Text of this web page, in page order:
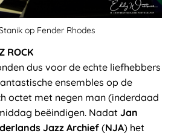
op Fender Rhodes
ROCK
dus voor de echte liefhebbers
ensembles op de
octet met negen man (inderdaad
beëindigen. Nadat Jan
Jazz Archief (NJA) het